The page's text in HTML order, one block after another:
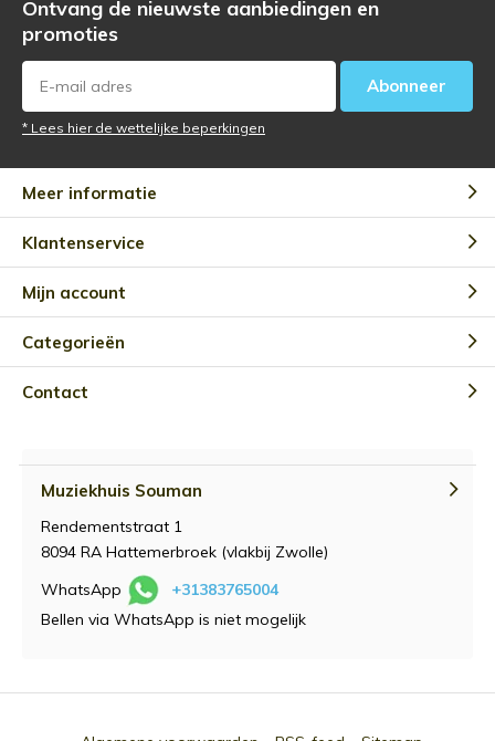
Ontvang de nieuwste aanbiedingen en
promoties
Abonneer
* Lees hier de wettelijke beperkingen
Meer informatie
Klantenservice
Mijn account
Categorieën
Contact
Muziekhuis Souman
Rendementstraat 1
8094 RA Hattemerbroek (vlakbij Zwolle)
WhatsApp
+31383765004
Bellen via WhatsApp is niet mogelijk